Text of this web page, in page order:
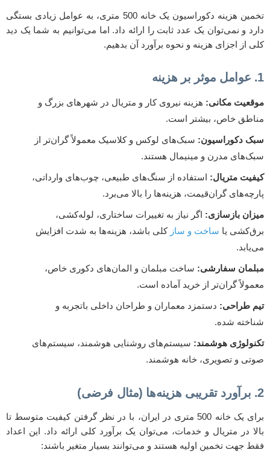
تخمین هزینه دکوراسیون یک خانه 500 متری، به عوامل زیادی بستگی
دارد و نمی‌توان یک عدد ثابت را ارائه داد. اما می‌توانیم به شما یک دید
کلی از اجزای هزینه و نحوه برآورد آن بدهیم.
1. عوامل موثر بر هزینه
موقعیت مکانی: هزینه نیروی کار و متریال در شهرهای بزرگ و
مناطق خاص، بیشتر است.
سبک دکوراسیون: سبک‌های لوکس و کلاسیک معمولاً گران‌تر از
سبک‌های مدرن و مینیمال هستند.
کیفیت متریال: استفاده از سنگ‌های طبیعی، چوب‌های وارداتی،
پارچه‌های گران‌قیمت، هزینه‌ها را بالا می‌برد.
میزان بازسازی: اگر نیاز به تغییرات ساختاری، لوله‌کشی،
برق‌کشی یا ساخت و ساز کلی باشد، هزینه‌ها به شدت افزایش
می‌یابد.
مبلمان سفارشی: ساخت مبلمان و المان‌های دکوری خاص،
معمولاً گران‌تر از خرید آماده است.
تیم طراحی: دستمزد معماران و طراحان داخلی باتجربه و
شناخته شده.
تکنولوژی هوشمند: سیستم‌های روشنایی هوشمند، سیستم‌های
صوتی و تصویری، خانه هوشمند.
2. برآورد تقریبی هزینه‌ها (مثال فرضی)
برای یک خانه 500 متری در ایران، با در نظر گرفتن کیفیت متوسط تا
بالا در متریال و خدمات، می‌توان یک برآورد کلی ارائه داد. این اعداد
فقط جهت تخمین اولیه هستند و می‌توانند بسیار متغیر باشند: